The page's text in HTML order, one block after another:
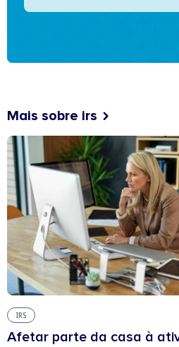
Mais sobre irs
IRS
Afetar parte da casa à